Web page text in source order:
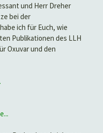
und Herr Dreher
bei der
ich für Euch, wie
Publikationen des LLH
Oxuvar und den